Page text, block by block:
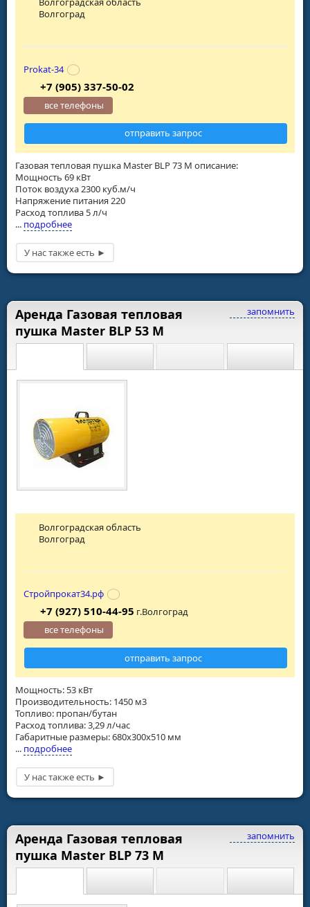
Газовая тепловая пушка Master BLP 73 M описание:
Мощность 69 кВт
Поток воздуха 2300 куб.м/ч
Напряжение питания 220
Расход топлива 5 л/ч
... подробнее
Волгоград
Prokat-34
+7 (905) 337-50-02
все телефоны
отправить запрос
запомнить
Аренда Газовая тепловая
пушка Master BLP 53 M
Мощность: 53 кВт
Производительность: 1450 м3
Топливо: пропан/бутан
Расход топлива: 3,29 л/час
Габаритные размеры: 680x300x510 мм
... подробнее
Волгоградская область
Волгоград
Стройпрокат34.рф
+7 (927) 510-44-95 г.Волгоград
все телефоны
отправить запрос
запомнить
Аренда Газовая тепловая
пушка Master BLP 73 M